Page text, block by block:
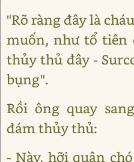
"Rõ ràng đây là
muốn, như tổ tiên
thủy thủ đây -
bụng".
Rồi ông quay
đám thủy thủ:
- Này, hỡi quân